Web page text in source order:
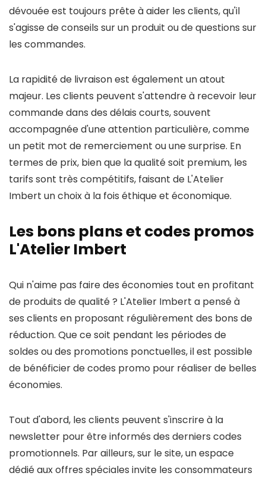
dévouée est toujours prête à aider les clients, qu'il
s'agisse de conseils sur un produit ou de questions sur
les commandes.
La rapidité de livraison est également un atout
majeur. Les clients peuvent s'attendre à recevoir leur
commande dans des délais courts, souvent
accompagnée d'une attention particulière, comme
un petit mot de remerciement ou une surprise. En
termes de prix, bien que la qualité soit premium, les
tarifs sont très compétitifs, faisant de L'Atelier
Imbert un choix à la fois éthique et économique.
Les bons plans et codes promos
L'Atelier Imbert
Qui n'aime pas faire des économies tout en profitant
de produits de qualité ? L'Atelier Imbert a pensé à
ses clients en proposant régulièrement des bons de
réduction. Que ce soit pendant les périodes de
soldes ou des promotions ponctuelles, il est possible
de bénéficier de codes promo pour réaliser de belles
économies.
Tout d'abord, les clients peuvent s'inscrire à la
newsletter pour être informés des derniers codes
promotionnels. Par ailleurs, sur le site, un espace
dédié aux offres spéciales invite les consommateurs